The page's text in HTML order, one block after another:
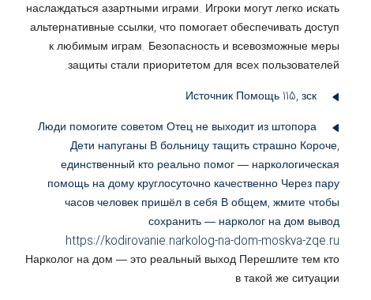
наслаждаться азартными играми. Игроки могут легко искать
альтернативные ссылки, что помогает обеспечивать доступ
к любимым играм. Безопасность и всевозможные меры
защиты стали приоритетом для всех пользователей.
Источник Помощь 115, зск
Люди помогите советом Отец не выходит из штопора
Дети напуганы В больницу тащить страшно Короче,
единственный кто реально помог — наркологическая
помощь на дому круглосуточно качественно Через пару
часов человек пришёл в себя В общем, жмите чтобы
сохранить — нарколог на дом вывод
https://kodirovanie.narkolog-na-dom-moskva-zqe.ru
Нарколог на дом — это реальный выход Перешлите тем кто
в такой же ситуации